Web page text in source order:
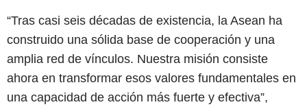
“Tras casi seis décadas de existencia, la Asean ha
construido una sólida base de cooperación y una
amplia red de vínculos. Nuestra misión consiste
ahora en transformar esos valores fundamentales en
una capacidad de acción más fuerte y efectiva”,